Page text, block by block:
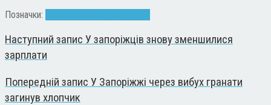
Позначки:
Наступний запис У запоріжців знову зменшилися
зарплати
Попередній запис У Запоріжжі через вибух гранати
загинув хлопчик